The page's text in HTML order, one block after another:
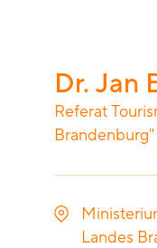
Dr. Jan
Referat
Brandenburg"
Landes